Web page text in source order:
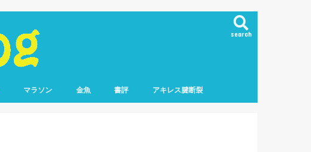
search
マラソン 金魚 書評 アキレス腱断裂